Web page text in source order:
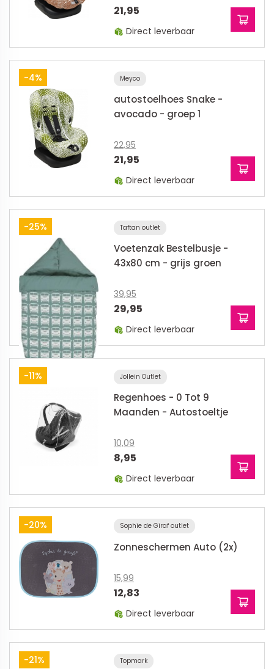
21,95
Direct leverbaar
-4% Meyco
autostoelhoes Snake -
avocado - groep 1
22,95
21,95
Direct leverbaar
-25% Taftan outlet
Voetenzak Bestelbusje -
43x80 cm - grijs groen
39,95
29,95
Direct leverbaar
-11% Jollein Outlet
Regenhoes - 0 Tot 9
Maanden - Autostoeltje
10,09
8,95
Direct leverbaar
-20% Sophie de Giraf outlet
Zonneschermen Auto (2x)
15,99
12,83
Direct leverbaar
-21% Topmark